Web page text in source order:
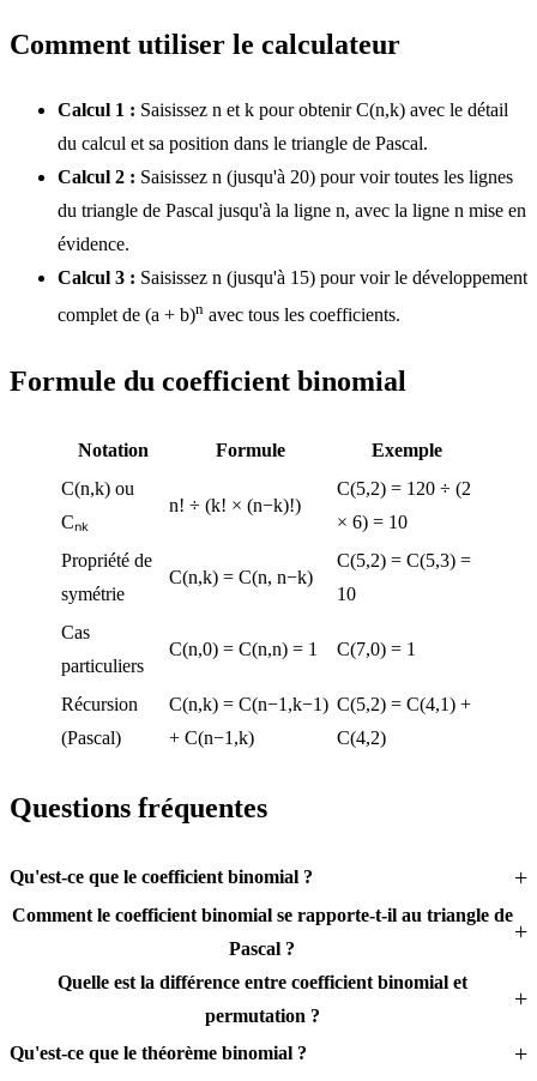
Comment utiliser le calculateur
Calcul 1 : Saisissez n et k pour obtenir C(n,k) avec le détail
du calcul et sa position dans le triangle de Pascal.
Calcul 2 : Saisissez n (jusqu'à 20) pour voir toutes les lignes
du triangle de Pascal jusqu'à la ligne n, avec la ligne n mise en
évidence.
Calcul 3 : Saisissez n (jusqu'à 15) pour voir le développement
complet de (a + b)n avec tous les coefficients.
Formule du coefficient binomial
Notation Formule
Exemple
C(n,k) ou
Cₙₖ
n! ÷ (k! × (n−k)!)
C(5,2) = 120 ÷ (2
× 6) = 10
Propriété de
symétrie
C(n,k) = C(n, n−k)
C(5,2) = C(5,3) =
10
Cas
particuliers
C(n,0) = C(n,n) = 1 C(7,0) = 1
Récursion
(Pascal)
C(n,k) = C(n−1,k−1)
+ C(n−1,k)
C(5,2) = C(4,1) +
C(4,2)
Questions fréquentes
Qu'est-ce que le coefficient binomial ?
Comment le coefficient binomial se rapporte-t-il au triangle de
Pascal ?
Quelle est la différence entre coefficient binomial et
permutation ?
Qu'est-ce que le théorème binomial ?